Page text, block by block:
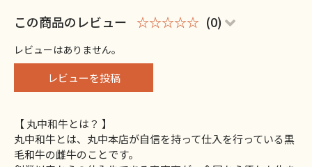
この商品のレビュー ☆☆☆☆☆ (0)
レビューはありません。
レビューを投稿
【 丸中和牛とは？ 】
丸中和牛とは、丸中本店が自信を持って仕入を行っている黒
毛和牛の雌牛のことです。